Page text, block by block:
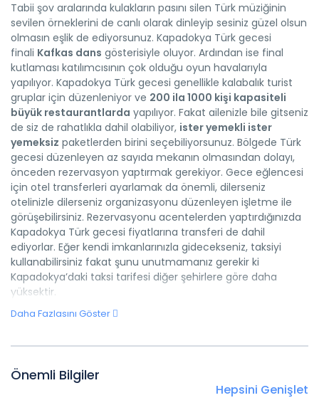
Tabii şov aralarında kulakların pasını silen Türk müziğinin
sevilen örneklerini de canlı olarak dinleyip sesiniz güzel olsun
olmasın eşlik de ediyorsunuz. Kapadokya Türk gecesi
finali Kafkas dans gösterisiyle oluyor. Ardından ise final
kutlaması katılımcısının çok olduğu oyun havalarıyla
yapılıyor. Kapadokya Türk gecesi genellikle kalabalık turist
gruplar için düzenleniyor ve 200 ila 1000 kişi kapasiteli
büyük restaurantlarda yapılıyor. Fakat ailenizle bile gitseniz
de siz de rahatlıkla dahil olabiliyor, ister yemekli ister
yemeksiz paketlerden birini seçebiliyorsunuz. Bölgede Türk
gecesi düzenleyen az sayıda mekanın olmasından dolayı,
önceden rezervasyon yaptırmak gerekiyor. Gece eğlencesi
için otel transferleri ayarlamak da önemli, dilerseniz
otelinizle dilerseniz organizasyonu düzenleyen işletme ile
görüşebilirsiniz. Rezervasyonu acentelerden yaptırdığınızda
Kapadokya Türk gecesi fiyatlarına transferi de dahil
ediyorlar. Eğer kendi imkanlarınızla gidecekseniz, taksiyi
kullanabilirsiniz fakat şunu unutmamanız gerekir ki
Kapadokya’daki taksi tarifesi diğer şehirlere göre daha
yüksektir.
Daha Fazlasını Göster
Önemli Bilgiler
Hepsini Genişlet